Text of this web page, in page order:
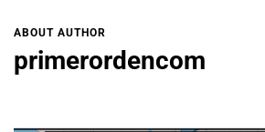
ABOUT AUTHOR
primerordencom